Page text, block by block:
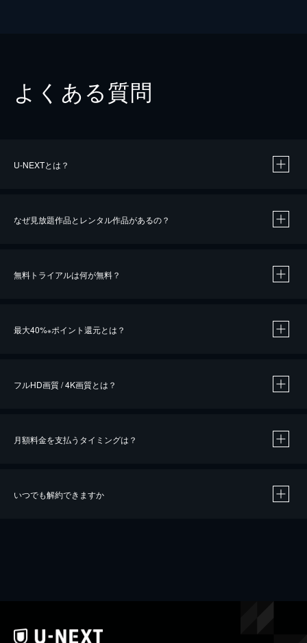
よくある質問
U-NEXTとは？
なぜ見放題作品とレンタル作品があるの？
無料トライアルは何が無料？
最大40%※ポイント還元とは？
※40％ポイント還元の対象は、クレジットカード決済による作品の購入 / レンタルです。
フルHD画質 / 4K画質とは？
月額料金を支払うタイミングは？
いつでも解約できますか